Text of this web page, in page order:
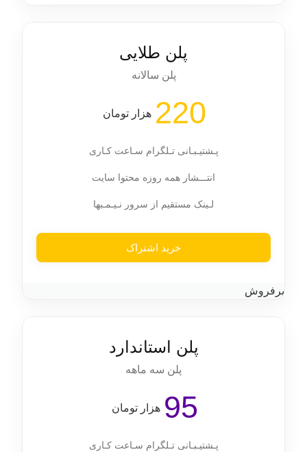
پلن طلایی
پلن سالانه
هزار تومان 220
پـشتیـبـانی تـلگرام سـاعت کـاری
انتـــشار همه روزه محتوا سایت
لـینک مستقیم از سرور نـیـمـبها
خرید اشتراک
پرفروش
پلن استاندارد
پلن سه ماهه
هزار تومان 95
پـشتیـبـانی تـلگرام سـاعت کـاری